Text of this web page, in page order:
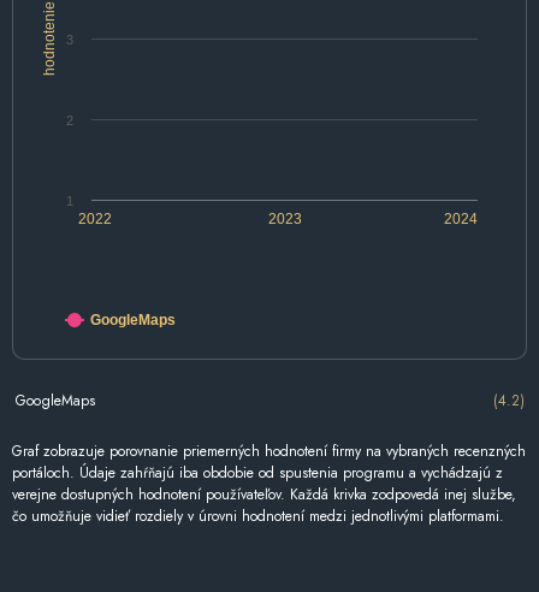
hodnotenie
2022 2023 2024
1
2
3
GoogleMaps
GoogleMaps (4.2)
Graf zobrazuje porovnanie priemerných hodnotení firmy na vybraných recenzných
portáloch. Údaje zahŕňajú iba obdobie od spustenia programu a vychádzajú z
verejne dostupných hodnotení používateľov. Každá krivka zodpovedá inej službe,
čo umožňuje vidieť rozdiely v úrovni hodnotení medzi jednotlivými platformami.